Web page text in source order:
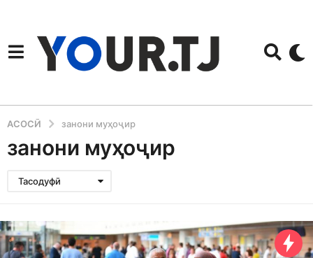
АСОСӢ занони муҳоҷир
занони муҳоҷир
Тасодуфӣ